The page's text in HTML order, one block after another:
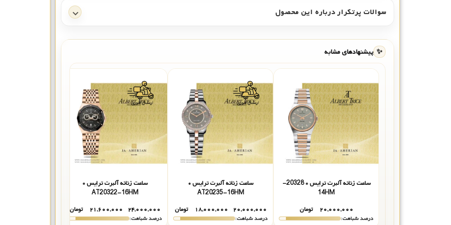
سوالات پرتکرار درباره این محصول
✨ پیشنهادهای مشابه
ساعت زنانه آلبرت ترایس * 20328-
14HM
۲۰,۰۰۰,۰۰۰
تومان
درصد شباهت:
ساعت زنانه آلبرت ترایس *
AT20235-16HM
۲۰,۰۰۰,۰۰۰ ۱۸,۰۰۰,۰۰۰
تومان
درصد شباهت:
ساعت زنانه آلبرت ترایس *
AT20322-16HM
۲۴,۰۰۰,۰۰۰ ۲۱,۶۰۰,۰۰۰
تومان
درصد شباهت: